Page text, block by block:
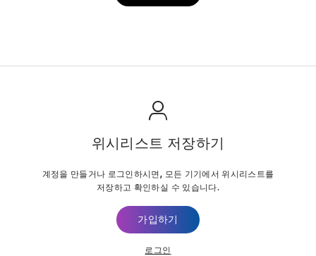
위시리스트 저장하기
계정을 만들거나 로그인하시면, 모든 기기에서 위시리스트를
저장하고 확인하실 수 있습니다.
가입하기
로그인